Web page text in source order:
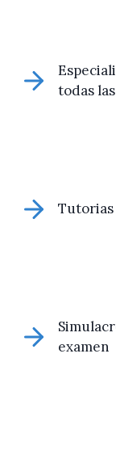
todas
Tutorias
examen